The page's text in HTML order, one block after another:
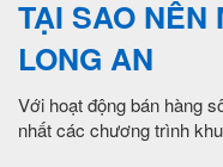
TẠI SAO NÊN
LONG AN
Với hoạt động bán hàng
nhất các chương trình